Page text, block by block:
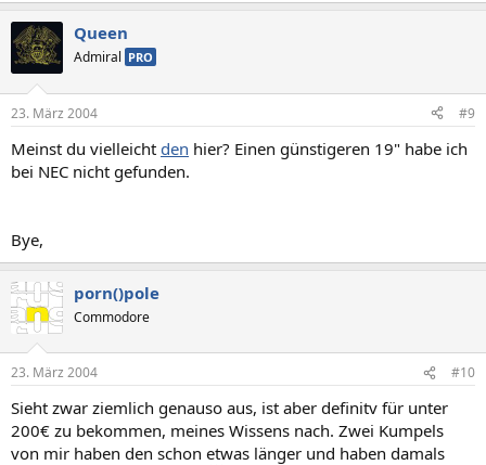
Queen
Admiral PRO
23. März 2004 #9
Meinst du vielleicht den hier? Einen günstigeren 19" habe ich
bei NEC nicht gefunden.
Bye,
porn()pole
Commodore
23. März 2004 #10
Sieht zwar ziemlich genauso aus, ist aber definitv für unter
200€ zu bekommen, meines Wissens nach. Zwei Kumpels
von mir haben den schon etwas länger und haben damals